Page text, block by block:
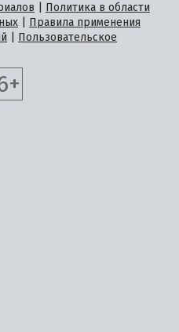
Политика в области
Правила применения
Пользовательское